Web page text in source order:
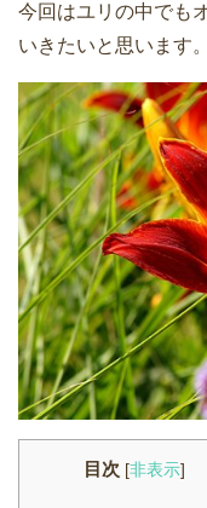
今回はユリの中でも
いきたいと思います。
目次 [非表示]